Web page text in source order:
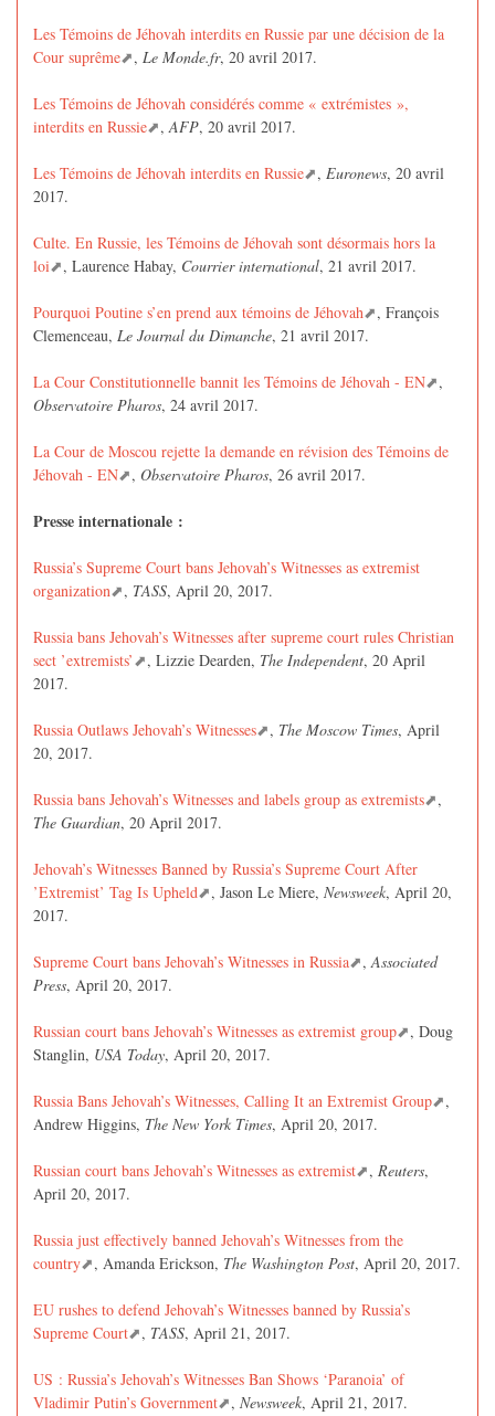
Les Témoins de Jéhovah interdits en Russie par une décision de la
Cour suprême
, Le Monde.fr, 20 avril 2017.
Les Témoins de Jéhovah considérés comme « extrémistes »,
interdits en Russie
,AFP, 20 avril 2017.
Les Témoins de Jéhovah interdits en Russie , Euronews, 20 avril
2017.
Culte. En Russie, les Témoins de Jéhovah sont désormais hors la
loi
, Laurence Habay, Courrier international, 21 avril 2017.
Pourquoi Poutine s’en prend aux témoins de Jéhovah
, François
Clemenceau, Le Journal du Dimanche, 21 avril 2017.
La Cour Constitutionnelle bannit les Témoins de Jéhovah - EN
,
Observatoire Pharos, 24 avril 2017.
La Cour de Moscou rejette la demande en révision des Témoins de
Jéhovah - EN
, Observatoire Pharos, 26 avril 2017.
Presse internationale :
Russia’s Supreme Court bans Jehovah’s Witnesses as extremist
organization
, TASS, April 20, 2017.
Russia bans Jehovah’s Witnesses after supreme court rules Christian
sect ’extremists’
, Lizzie Dearden, The Independent, 20 April
2017.
Russia Outlaws Jehovah’s Witnesses , The Moscow Times, April
20, 2017.
Russia bans Jehovah’s Witnesses and labels group as extremists
,
The Guardian, 20 April 2017.
Jehovah’s Witnesses Banned by Russia’s Supreme Court After
’Extremist’ Tag Is Upheld
, Jason Le Miere, Newsweek, April 20,
2017.
Supreme Court bans Jehovah’s Witnesses in Russia ,Associated
Press, April 20, 2017.
Russian court bans Jehovah’s Witnesses as extremist group
, Doug
Stanglin, USA Today, April 20, 2017.
Russia Bans Jehovah’s Witnesses, Calling It an Extremist Group
,
Andrew Higgins, The New York Times, April 20, 2017.
Russian court bans Jehovah’s Witnesses as extremist , Reuters,
April 20, 2017.
Russia just effectively banned Jehovah’s Witnesses from the
country
, Amanda Erickson, The Washington Post, April 20, 2017.
EU rushes to defend Jehovah’s Witnesses banned by Russia’s
Supreme Court
, TASS, April 21, 2017.
US : Russia’s Jehovah’s Witnesses Ban Shows ‘Paranoia’ of
Vladimir Putin’s Government
, Newsweek, April 21, 2017.